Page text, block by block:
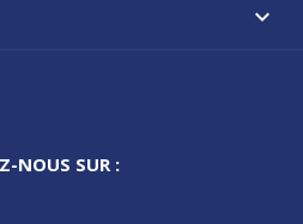

NOUS SUR :